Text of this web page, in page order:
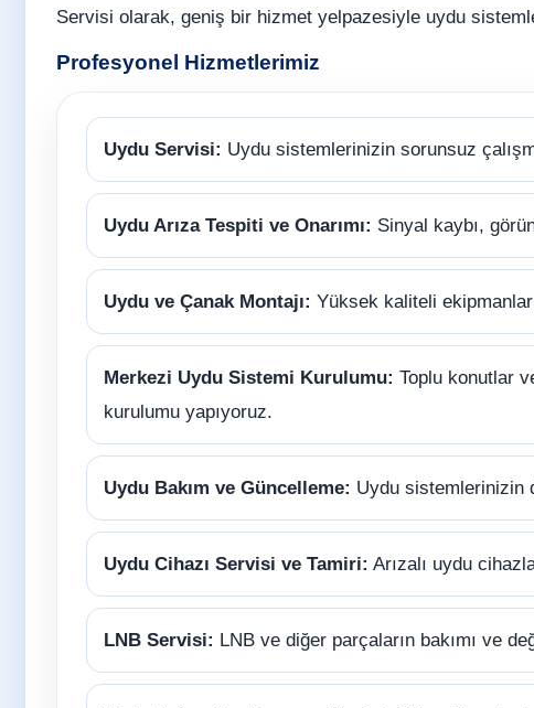
Servisi olarak, geniş bir hizmet yelpazesiyle uydu
Profesyonel Hizmetlerimiz
Uydu Servisi: Uydu sistemlerinizin sorunsuz
Uydu Arıza Tespiti ve Onarımı: Sinyal kaybı,
Uydu ve Çanak Montajı: Yüksek kaliteli
Merkezi Uydu Sistemi Kurulumu: Toplu konutlar
kurulumu yapıyoruz.
Uydu Bakım ve Güncelleme: Uydu sistemlerinizin
Uydu Cihazı Servisi ve Tamiri: Arızalı uydu
LNB Servisi: LNB ve diğer parçaların bakımı ve